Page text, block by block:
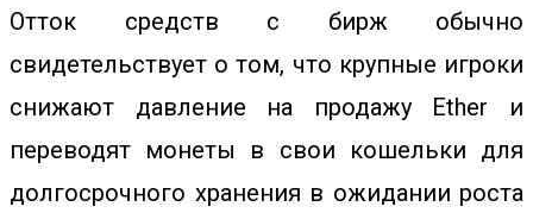
Отток средств с бирж обычно
свидетельствует о том, что крупные игроки
снижают давление на продажу Ether и
переводят монеты в свои кошельки для
долгосрочного хранения в ожидании роста